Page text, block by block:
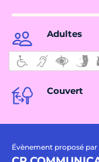
Adultes
Couvert
Évènement proposé par